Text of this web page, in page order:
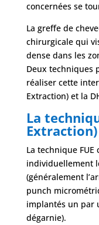
concernées se
La greffe de
chirurgicale qui
dense dans les
Deux techniques
réaliser cette
Extraction) et la
La
Extraction)
La technique
individuellement
(généralement
punch
implantés un par
dégarnie).